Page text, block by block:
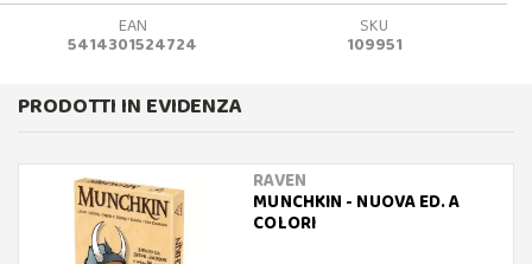
EAN
5414301524724
SKU
109951
PRODOTTI IN EVIDENZA
RAVEN
MUNCHKIN - NUOVA ED. A
COLORI